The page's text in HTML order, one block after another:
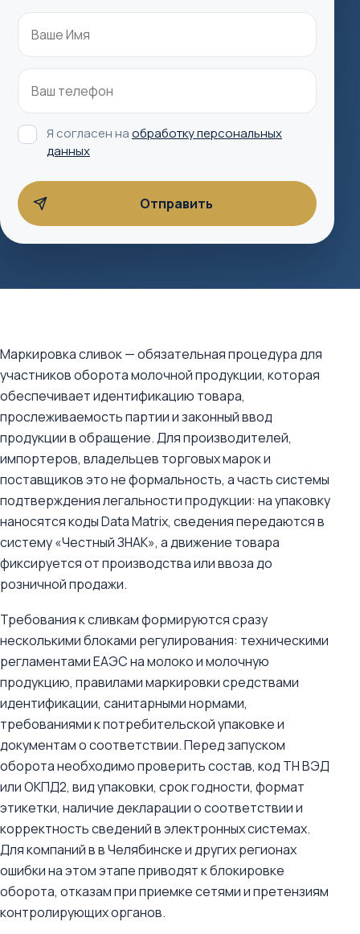
Я согласен наобработку персональных
данных
Маркировка сливок — обязательная процедура для
участников оборота молочной продукции, которая
обеспечивает идентификацию товара,
прослеживаемость партии и законный ввод
продукции в обращение. Для производителей,
импортеров, владельцев торговых марок и
поставщиков это не формальность, а часть системы
подтверждения легальности продукции: на упаковку
наносятся коды Data Matrix, сведения передаются в
систему «Честный ЗНАК», а движение товара
фиксируется от производства или ввоза до
розничной продажи.
Требования к сливкам формируются сразу
несколькими блоками регулирования: техническими
регламентами ЕАЭС на молоко и молочную
продукцию, правилами маркировки средствами
идентификации, санитарными нормами,
требованиями к потребительской упаковке и
документам о соответствии. Перед запуском
оборота необходимо проверить состав, код ТН ВЭД
или ОКПД2, вид упаковки, срок годности, формат
этикетки, наличие декларации о соответствии и
корректность сведений в электронных системах.
Для компаний в в Челябинске и других регионах
ошибки на этом этапе приводят к блокировке
оборота, отказам при приемке сетями и претензиям
контролирующих органов.